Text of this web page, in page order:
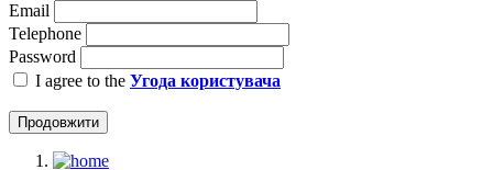
Email
Telephone
Password
I agree to the Угода користувача
Продовжити